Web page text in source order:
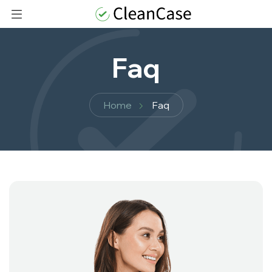
Faq
Home Faq